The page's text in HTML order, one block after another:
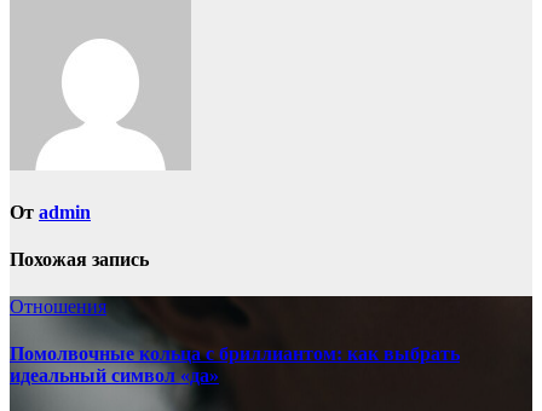
От admin
Похожая запись
Отношения
Помолвочные кольца с бриллиантом: как выбрать
идеальный символ «да»